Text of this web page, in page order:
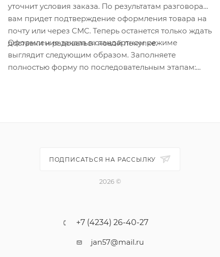
уточнит условия заказа. По результатам разговора
вам придет подтверждение оформления товара на
почту или через СМС. Теперь останется только ждать
доставки и радоваться новой покупке.
Оформление заказа в стандартном режиме
выглядит следующим образом. Заполняете
полностью форму по последовательным этапам:
ПОДПИСАТЬСЯ НА РАССЫЛКУ
2026 ©
+7 (4234) 26-40-27
jan57@mail.ru